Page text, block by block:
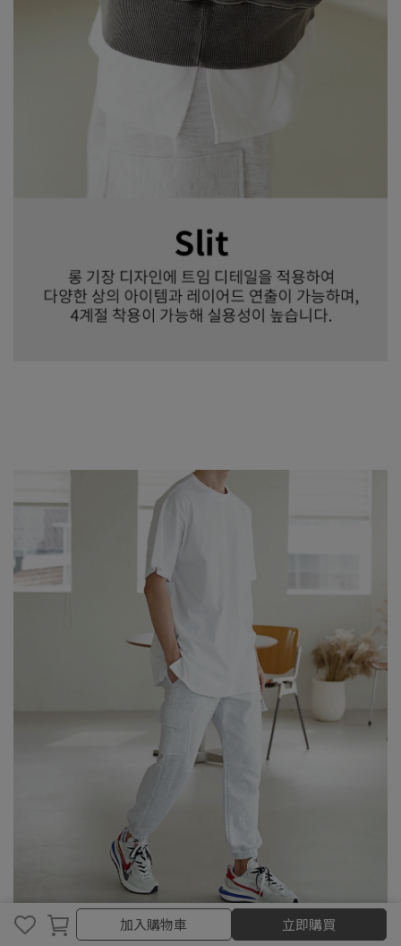
取消 完成
加入購物車 立即購買